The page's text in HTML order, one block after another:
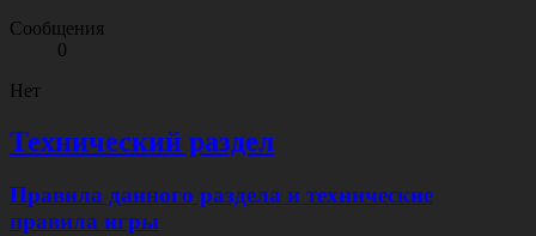
Сообщения
0
Нет
Технический раздел
Правила данного раздела и технические
правила игры